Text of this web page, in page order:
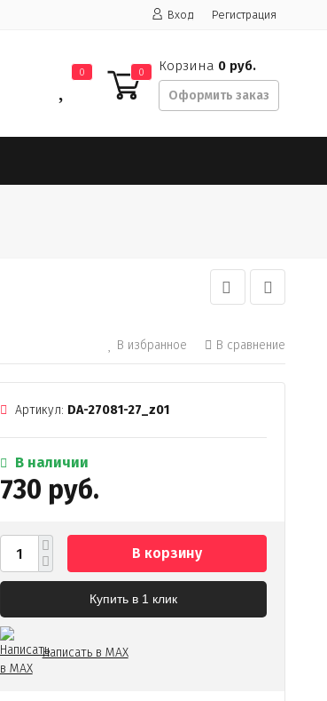
Вход Регистрация
0 0 Корзина 0 руб.
Оформить заказ
В избранное В сравнение
Артикул: DA-27081-27_z01
В наличии
730 руб.
В корзину
Купить в 1 клик
Написать в MAX